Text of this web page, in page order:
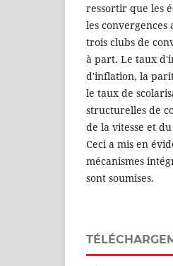
ressortir que les
les convergences
trois clubs de
à part. Le taux
d'inflation, la
le taux de
structurelles de
de la vitesse et
Ceci a mis en
mécanismes
sont soumises.